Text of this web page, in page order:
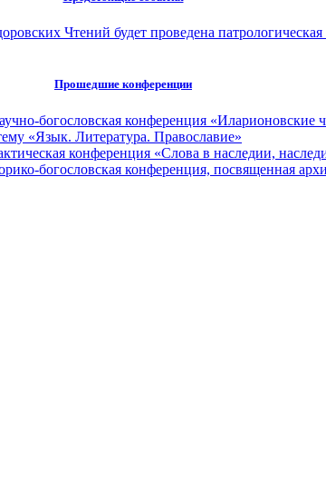
Чтений будет проведена
Прошедшие конференции
богословская конференция «Иларионовские
«Язык. Литература. Православие»
конференция «Слова в наследии,
богословская конференция, посвященная